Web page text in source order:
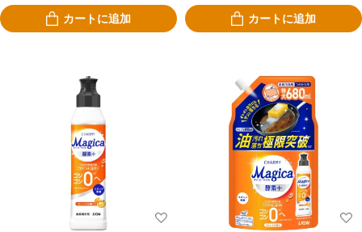
カートに追加 カートに追加